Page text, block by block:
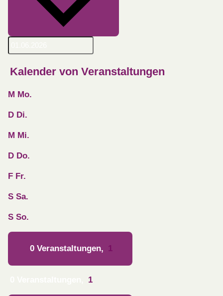
Kalender von Veranstaltungen
M Mo.
D Di.
M Mi.
D Do.
F Fr.
S Sa.
S So.
0 Veranstaltungen, 1
1